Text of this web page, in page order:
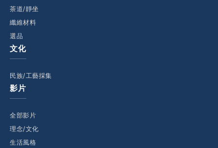
茶道/靜坐
纖維材料
選品
文化
民族/工藝採集
影片
全部影片
理念/文化
生活風格